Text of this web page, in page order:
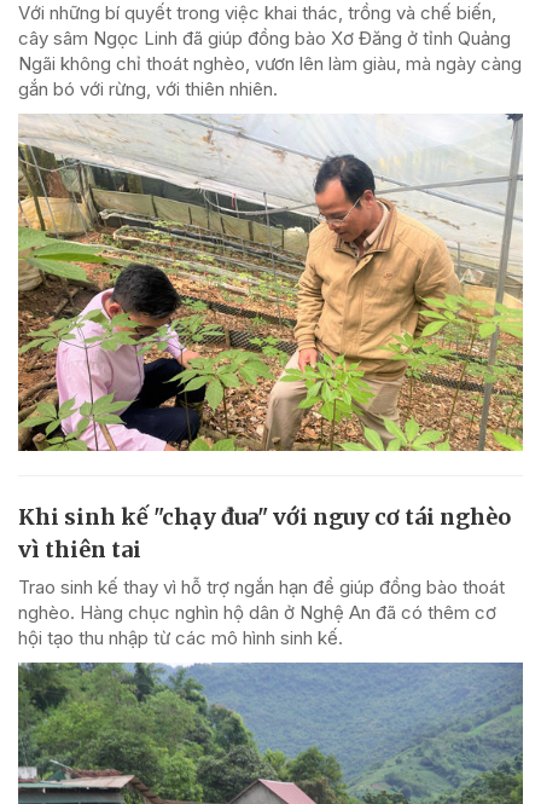
Với những bí quyết trong việc khai thác, trồng và chế biến,
cây sâm Ngọc Linh đã giúp đồng bào Xơ Đăng ở tỉnh Quảng
Ngãi không chỉ thoát nghèo, vươn lên làm giàu, mà ngày càng
gắn bó với rừng, với thiên nhiên.
Khi sinh kế "chạy đua" với nguy cơ tái nghèo
vì thiên tai
Trao sinh kế thay vì hỗ trợ ngắn hạn để giúp đồng bào thoát
nghèo. Hàng chục nghìn hộ dân ở Nghệ An đã có thêm cơ
hội tạo thu nhập từ các mô hình sinh kế.